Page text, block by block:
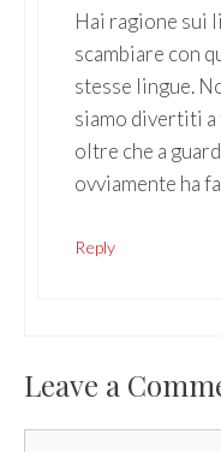
Hai ragione sui
scambiare con
stesse lingue.
siamo divertiti
oltre che a
ovviamente ha
Reply
Leave a